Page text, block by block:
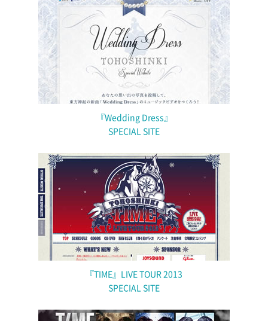
『Wedding Dress』
SPECIAL SITE
『TIME』LIVE TOUR 2013
SPECIAL SITE